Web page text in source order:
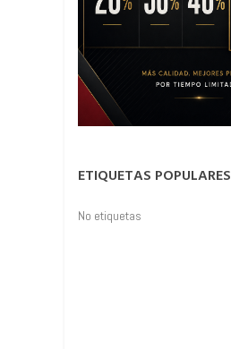
ETIQUETAS POPULARES
No etiquetas